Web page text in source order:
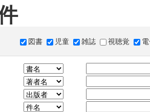
図書 児童 雑誌 視聴覚